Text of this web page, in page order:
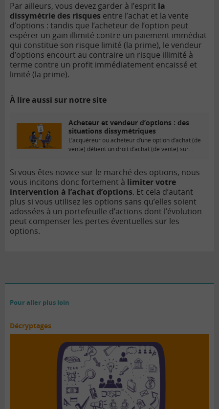
Par ailleurs, vous devez garder à l’esprit la
dissymétrie des risques entre l’achat et la vente
d’options : tandis que l’acheteur de l’option peut
espérer un gain illimité contre un paiement immédiat
qui constitue son risque limité (la prime), le vendeur
d’options encourt au contraire un risque illimité à
terme contre un profit immédiatement encaissé et
limité (la prime).
À lire aussi sur notre site
Acheteur et vendeur d’options : des
situations dissymétriques
L’acquéreur ou acheteur d’une option d’achat (de
vente) détient un droit d’achat (de vente) sur...
Si vous êtes novice sur le marché des options, nous
vous incitons donc fortement à limiter votre
intervention à l’achat d’options. Et cela d’autant
plus si vous utilisez les options sans qu’elles soient
adossées à un portefeuille d’actions dont l’évolution
peut compenser les pertes éventuelles sur les
options.
Pour aller plus loin
Décryptages